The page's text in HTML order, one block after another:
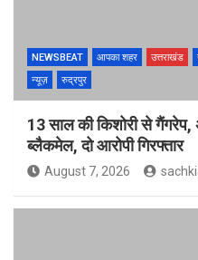
NEWSBEAT आपका शहर उत्तराखंड
न्यूज़
रुद्रपुर
13 साल की किशोरी से गैंगरेप,
ब्लैकमेल, दो आरोपी गिरफ्तार
August 7, 2026